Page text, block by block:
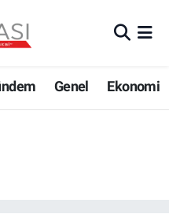
Genel Ekonomi
Fikstür